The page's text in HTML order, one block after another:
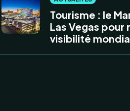
Tourisme : le
Las Vegas pour
visibilité